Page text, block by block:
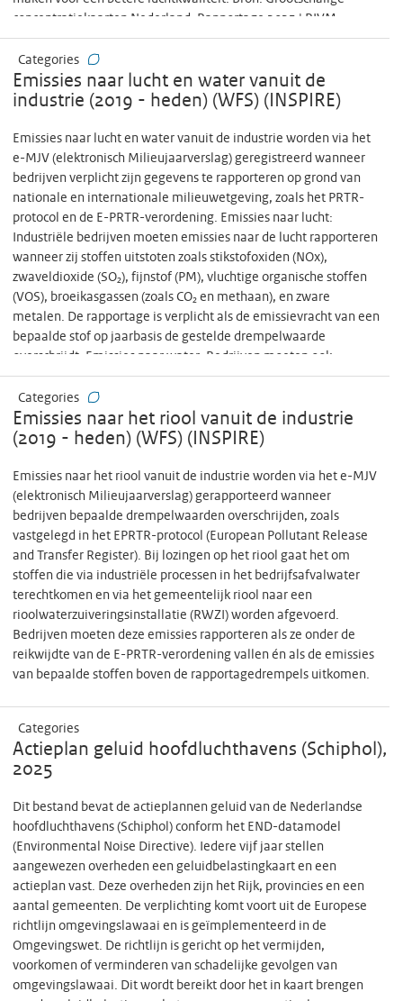
concentratiekaarten Nederland. Rapportage 2025 | RIVM
Categories
Emissies naar lucht en water vanuit de
industrie (2019 - heden) (WFS) (INSPIRE)
Emissies naar lucht en water vanuit de industrie worden via het
e-MJV (elektronisch Milieujaarverslag) geregistreerd wanneer
bedrijven verplicht zijn gegevens te rapporteren op grond van
nationale en internationale milieuwetgeving, zoals het PRTR-
protocol en de E-PRTR-verordening. Emissies naar lucht:
Industriële bedrijven moeten emissies naar de lucht rapporteren
wanneer zij stoffen uitstoten zoals stikstofoxiden (NOx),
zwaveldioxide (SO₂), fijnstof (PM), vluchtige organische stoffen
(VOS), broeikasgassen (zoals CO₂ en methaan), en zware
metalen. De rapportage is verplicht als de emissievracht van een
bepaalde stof op jaarbasis de gestelde drempelwaarde
overschrijdt. Emissies naar water: Bedrijven moeten ook
rapporteren over stoffen die zij direct lozen op oppervlaktewater
of indirect via het riool (met vermelding van de behandeling).
Het gaat onder andere om stikstof- en fosfaatverbindingen,
zware metalen, en andere milieubelastende stoffen. Net als
de emissiestof en het type lozing. De rapportage in het e-MJV is
verplicht voor bedrijven die onder de reikwijdte van bijlage I van
de E-PRTR-verordening vallen.
Categories
Emissies naar het riool vanuit de industrie
(2019 - heden) (WFS) (INSPIRE)
Emissies naar het riool vanuit de industrie worden via het e-MJV
(elektronisch Milieujaarverslag) gerapporteerd wanneer
bedrijven bepaalde drempelwaarden overschrijden, zoals
vastgelegd in het EPRTR-protocol (European Pollutant Release
and Transfer Register). Bij lozingen op het riool gaat het om
stoffen die via industriële processen in het bedrijfsafvalwater
terechtkomen en via het gemeentelijk riool naar een
rioolwaterzuiveringsinstallatie (RWZI) worden afgevoerd.
Bedrijven moeten deze emissies rapporteren als ze onder de
reikwijdte van de E-PRTR-verordening vallen én als de emissies
van bepaalde stoffen boven de rapportagedrempels uitkomen.
Categories
Actieplan geluid hoofdluchthavens (Schiphol),
2025
Dit bestand bevat de actieplannen geluid van de Nederlandse
hoofdluchthavens (Schiphol) conform het END-datamodel
(Environmental Noise Directive). Iedere vijf jaar stellen
aangewezen overheden een geluidbelastingkaart en een
actieplan vast. Deze overheden zijn het Rijk, provincies en een
aantal gemeenten. De verplichting komt voort uit de Europese
richtlijn omgevingslawaai en is geïmplementeerd in de
Omgevingswet. De richtlijn is gericht op het vermijden,
voorkomen of verminderen van schadelijke gevolgen van
omgevingslawaai. Dit wordt bereikt door het in kaart brengen